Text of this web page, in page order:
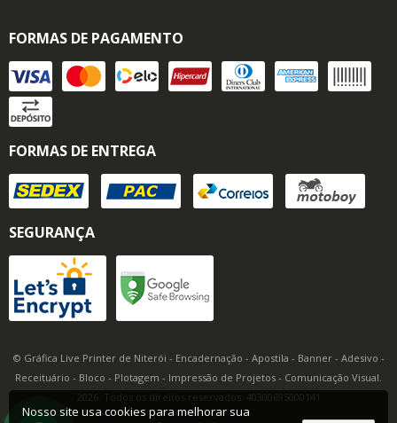
FORMAS DE PAGAMENTO
FORMAS DE ENTREGA
SEGURANÇA
© Gráfica Live Printer de Niterói - Encadernação - Apostila - Banner - Adesivo -
Receituário - Bloco - Plotagem - Impressão de Projetos - Comunicação Visual.
2026. Todos os direitos reservados. 40300695000141
Nosso site usa cookies para melhorar sua